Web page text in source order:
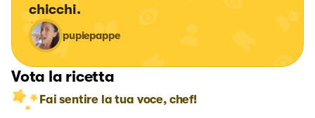
chicchi.
pupiepappe
Vota la ricetta
Fai sentire la tua voce, chef!